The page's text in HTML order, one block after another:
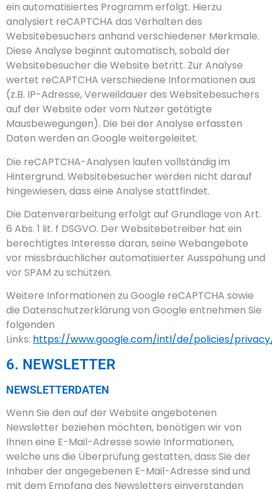
ein automatisiertes Programm erfolgt. Hierzu
analysiert reCAPTCHA das Verhalten des
Websitebesuchers anhand verschiedener Merkmale.
Diese Analyse beginnt automatisch, sobald der
Websitebesucher die Website betritt. Zur Analyse
wertet reCAPTCHA verschiedene Informationen aus
(z.B. IP-Adresse, Verweildauer des Websitebesuchers
auf der Website oder vom Nutzer getätigte
Mausbewegungen). Die bei der Analyse erfassten
Daten werden an Google weitergeleitet.
Die reCAPTCHA-Analysen laufen vollständig im
Hintergrund. Websitebesucher werden nicht darauf
hingewiesen, dass eine Analyse stattfindet.
Die Datenverarbeitung erfolgt auf Grundlage von Art.
6 Abs. 1 lit. f DSGVO. Der Websitebetreiber hat ein
berechtigtes Interesse daran, seine Webangebote
vor missbräuchlicher automatisierter Ausspähung und
vor SPAM zu schützen.
Weitere Informationen zu Google reCAPTCHA sowie
die Datenschutzerklärung von Google entnehmen Sie
folgenden
Links: https://www.google.com/intl/de/policies/
6. NEWSLETTER
NEWSLETTERDATEN
Wenn Sie den auf der Website angebotenen
Newsletter beziehen möchten, benötigen wir von
Ihnen eine E-Mail-Adresse sowie Informationen,
welche uns die Überprüfung gestatten, dass Sie der
Inhaber der angegebenen E-Mail-Adresse sind und
mit dem Empfang des Newsletters einverstanden